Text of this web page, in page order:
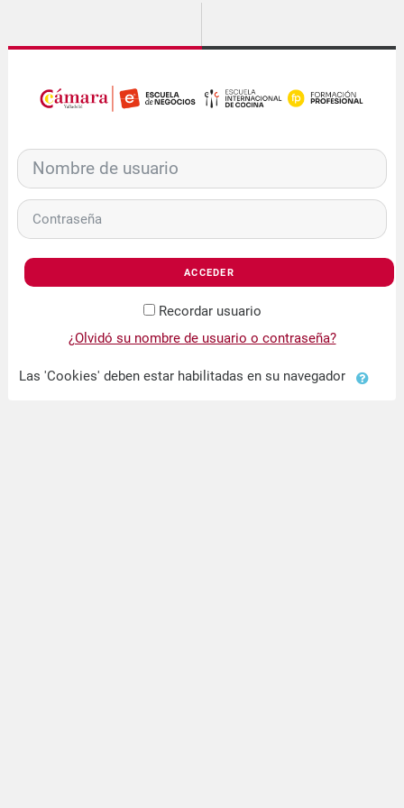
Nombre de usuario
Contraseña
ACCEDER
Recordar usuario
¿Olvidó su nombre de usuario o contraseña?
Las 'Cookies' deben estar habilitadas en su navegador